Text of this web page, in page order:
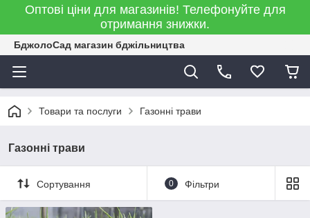
Оптові ціни для магазинів! Телефонуйте для
отримання знижки.
БджолоСад магазин бджільництва
Товари та послуги Газонні трави
Газонні трави
Сортування 0 Фільтри